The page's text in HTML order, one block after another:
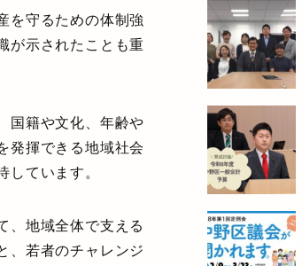
を守るための体制強
が示されたことも重
国籍や文化、年齢や
発揮できる地域社会
ています。
、地域全体で支える
、若者のチャレンジ